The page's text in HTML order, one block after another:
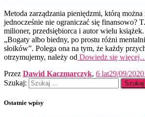
Metoda zarządzania pieniędzmi, którą można
jednocześnie nie ograniczać się finansowo?
milioner, przedsiębiorca i autor wielu
„Bogaty albo biedny, po prostu różni
słoików”. Polega ona na tym, że każdy
otrzymujemy, należy od Dowiedz się
Przez Dawid Kaczmarczyk, 6 lat29/09/2020
Szukaj:
Ostatnie wpisy